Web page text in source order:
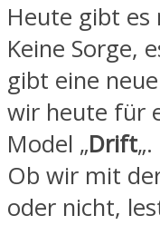
Heute gibt es
Keine Sorge,
gibt eine
wir heute für
Model „Drift„.
Ob wir mit
oder nicht,